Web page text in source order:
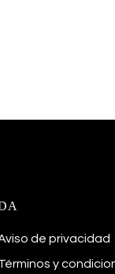
de privacidad
y